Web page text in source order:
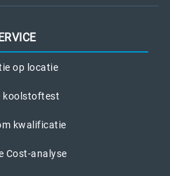
op locatie
koolstoftest
kwalificatie
Cost-analyse